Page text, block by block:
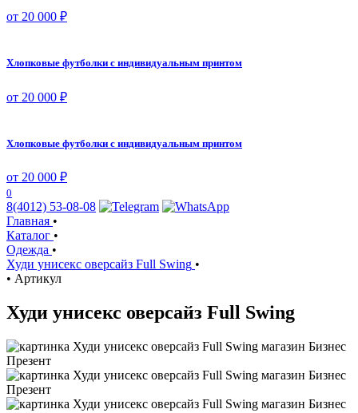
от 20 000 ₽
Хлопковые футболки с индивидуальным принтом
от 20 000 ₽
Хлопковые футболки с индивидуальным принтом
от 20 000 ₽
0
8(4012) 53-08-08
Главная •
Каталог •
Одежда •
Худи унисекс оверсайз Full Swing •
• Артикул
Худи унисекс оверсайз Full Swing